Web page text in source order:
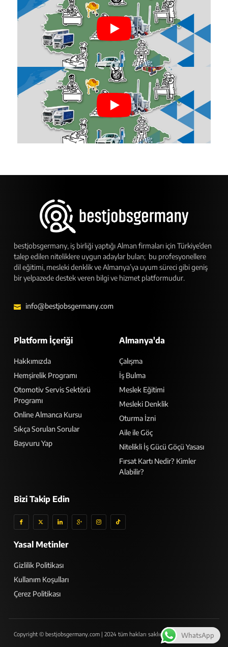
bestjobsgermany, iş birliği yaptığı Alman firmaları için Türkiye’den
talep edilen niteliklere uygun adaylar bulan; bu profesyonellere
dil eğitimi, mesleki denklik ve Almanya’ya uyum süreci gibi geniş
bir yelpazede destek veren bilgi ve hizmet platformudur.
info@bestjobsgermany.com
Platform İçeriği
Hakkımızda
Hemşirelik Programı
Otomotiv Servis Sektörü
Programı
Online Almanca Kursu
Sıkça Sorulan Sorular
Başvuru Yap
Almanya'da
Çalışma
İş Bulma
Meslek Eğitimi
Mesleki Denklik
Oturma İzni
Aile ile Göç
Nitelikli İş Gücü Göçü Yasası
Fırsat Kartı Nedir? Kimler
Alabilir?
Bizi Takip Edin
Yasal Metinler
Gizlilik Politikası
Kullanım Koşulları
Çerez Politikası
Copyright © bestjobsgermany.com | 2024 tüm hakları saklıdır WhatsApp